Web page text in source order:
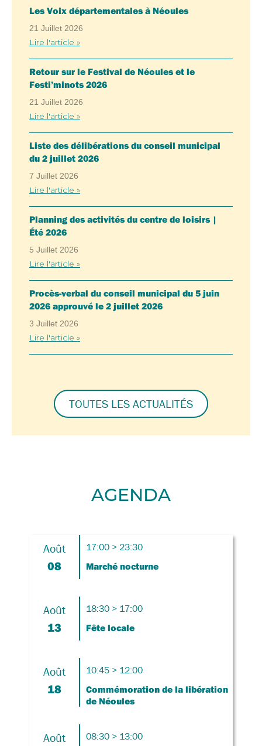
Les Voix départementales à Néoules
21 Juillet 2026
Lire l'article »
Retour sur le Festival de Néoules et le
Festi’minots 2026
21 Juillet 2026
Lire l'article »
Liste des délibérations du conseil municipal
du 2 juillet 2026
7 Juillet 2026
Lire l'article »
Planning des activités du centre de loisirs |
Été 2026
5 Juillet 2026
Lire l'article »
Procès-verbal du conseil municipal du 5 juin
2026 approuvé le 2 juillet 2026
3 Juillet 2026
Lire l'article »
TOUTES LES ACTUALITÉS
AGENDA
Août
08
17:00 > 23:30
Marché nocturne
Août
13
18:30 > 17:00
Fête locale
Août
18
10:45 > 12:00
Commémoration de la libération
de Néoules
Août
08:30 > 13:00